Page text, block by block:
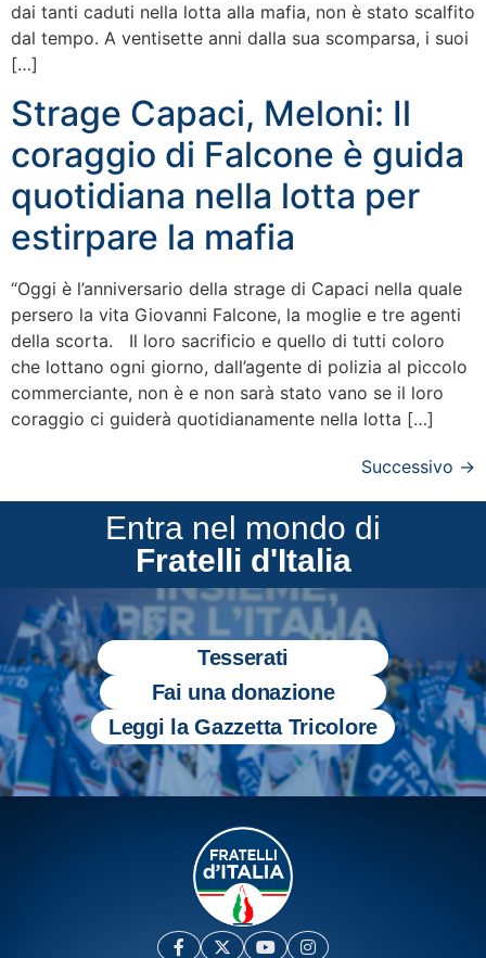
dai tanti caduti nella lotta alla mafia, non è stato scalfito
dal tempo. A ventisette anni dalla sua scomparsa, i suoi
[…]
Strage Capaci, Meloni: Il
coraggio di Falcone è guida
quotidiana nella lotta per
estirpare la mafia
“Oggi è l’anniversario della strage di Capaci nella quale
persero la vita Giovanni Falcone, la moglie e tre agenti
della scorta. Il loro sacrificio e quello di tutti coloro
che lottano ogni giorno, dall’agente di polizia al piccolo
commerciante, non è e non sarà stato vano se il loro
coraggio ci guiderà quotidianamente nella lotta […]
Successivo →
Entra nel mondo di
Fratelli d'Italia
Tesserati
Fai una donazione
Leggi la Gazzetta Tricolore